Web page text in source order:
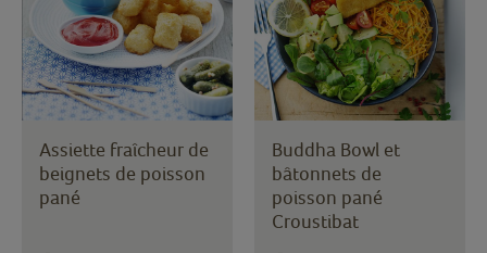
Assiette fraîcheur de
beignets de poisson
pané
Buddha Bowl et
bâtonnets de
poisson pané
Croustibat